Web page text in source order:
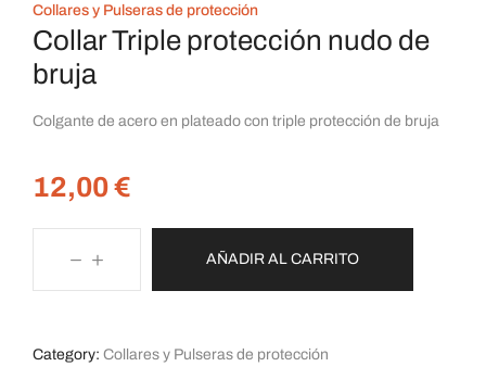
Collares y Pulseras de protección
Collar Triple protección nudo de
bruja
Colgante de acero en plateado con triple protección de bruja
12,00€
AÑADIR AL CARRITO
Category: Collares y Pulseras de protección